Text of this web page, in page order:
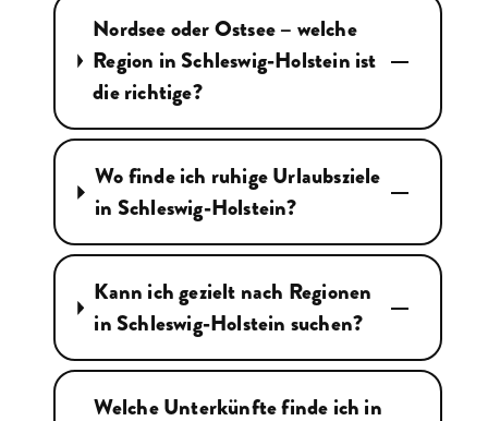
Nordsee oder Ostsee – welche
Region in Schleswig-Holstein ist
die richtige?
Wo finde ich ruhige Urlaubsziele
in Schleswig-Holstein?
Kann ich gezielt nach Regionen
in Schleswig-Holstein suchen?
Welche Unterkünfte finde ich in